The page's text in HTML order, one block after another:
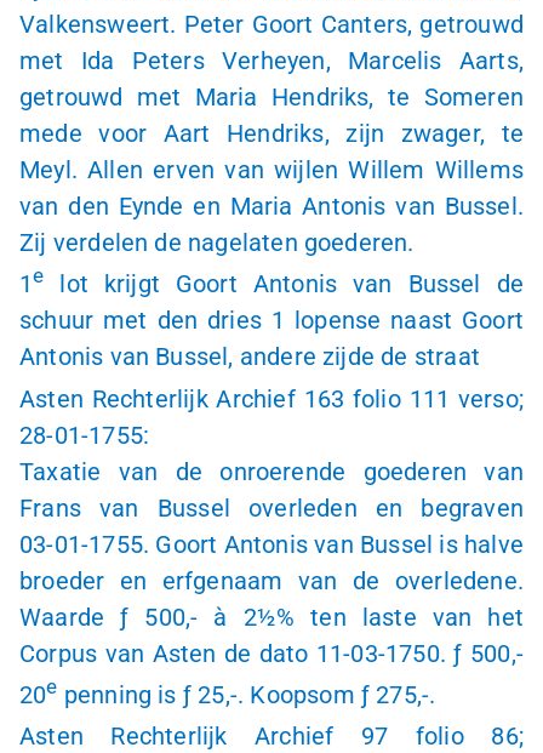
Valkensweert. Peter Goort Canters, getrouwd
met Ida Peters Verheyen, Marcelis Aarts,
getrouwd met Maria Hendriks, te Someren
mede voor Aart Hendriks, zijn zwager, te
Meyl. Allen erven van wijlen Willem Willems
van den Eynde en Maria Antonis van Bussel.
Zij verdelen de nagelaten goederen.
1e
lot krijgt Goort Antonis van Bussel de
schuur met den dries 1 lopense naast Goort
Antonis van Bussel, andere zijde de straat
Asten Rechterlijk Archief 163 folio 111 verso;
28-01-1755:
Taxatie van de onroerende goederen van
Frans van Bussel overleden en begraven
03-01-1755. Goort Antonis van Bussel is halve
broeder en erfgenaam van de overledene.
Waardeƒ 500,- à 2½% ten laste van het
Corpus van Asten de dato 11-03-1750.ƒ 500,-
20e penning is ƒ 25,-. Koopsom ƒ 275,-.
Asten Rechterlijk Archief 97 folio 86;